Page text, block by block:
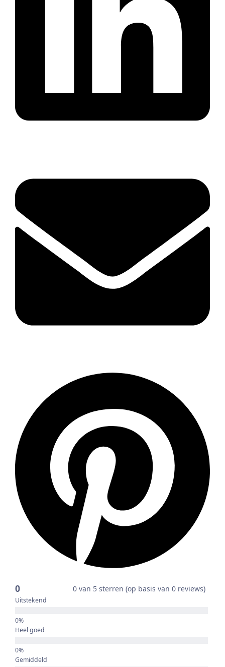
0 0 van 5 sterren (op basis van 0 reviews)
Uitstekend
Heel goed
Gemiddeld